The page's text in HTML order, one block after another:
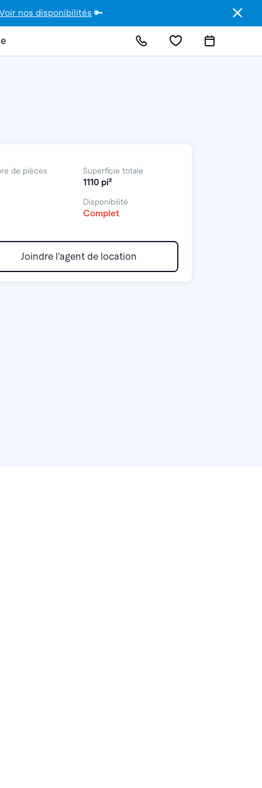
nos disponibilités 🔑
de pièces Superficie totale
1110 pi²
Disponibilité
Complet
Joindre l’agent de location